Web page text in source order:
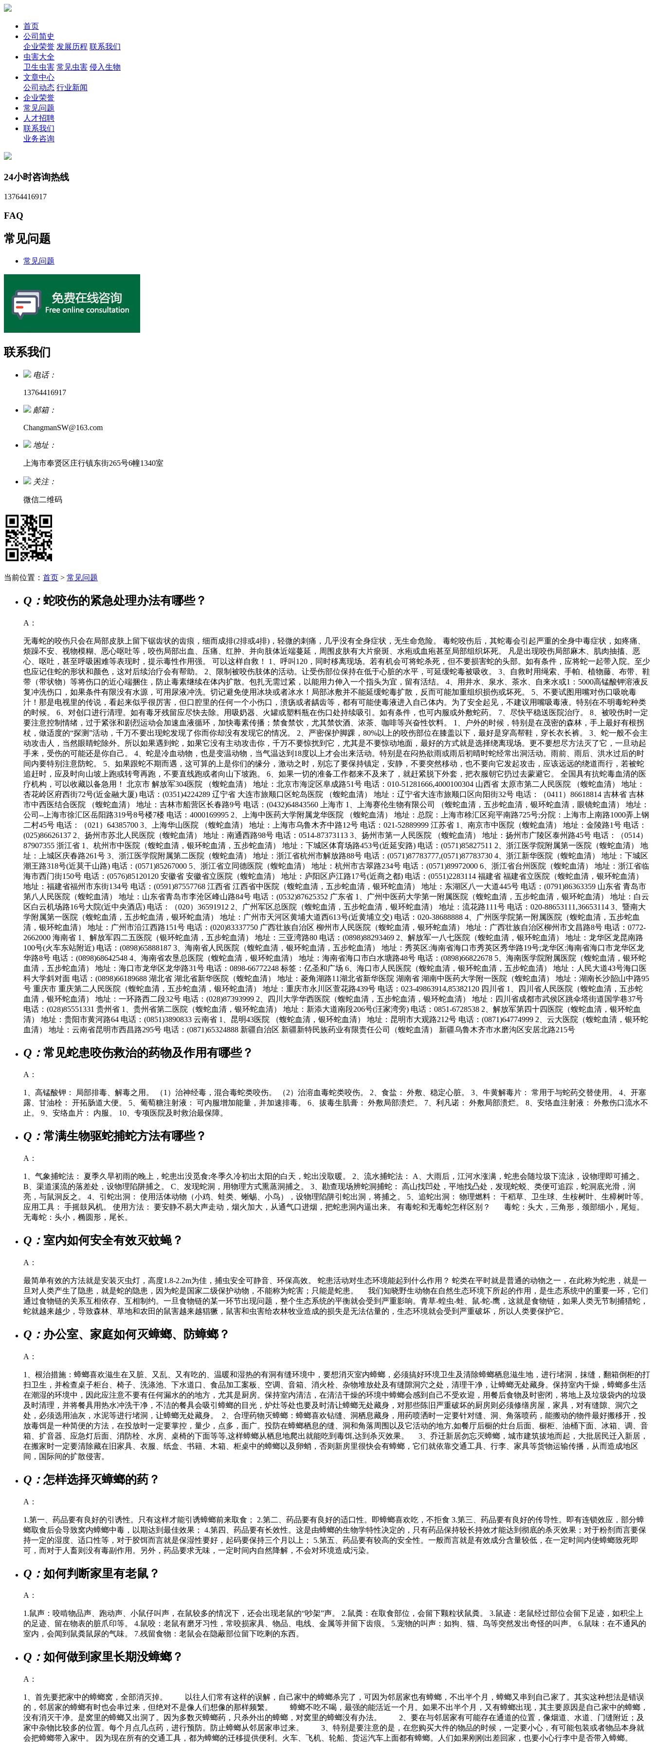
首页
公司简史
企业荣誉 发展历程 联系我们
虫害大全
卫生虫害 常见虫害 侵入生物
文章中心
公司动态 行业新闻
企业荣誉
常见问题
人才招聘
联系我们
业务咨询
24小时咨询热线
13764416917
FAQ
常见问题
常见问题
联系我们
电话：
13764416917
邮箱：
ChangmanSW@163.com
地址：
上海市奉贤区庄行镇东街265号6幢1340室
关注：
微信二维码
当前位置： 首页 > 常见问题
Q： 蛇咬伤的紧急处理办法有哪些？
A：
无毒蛇的咬伤只会在局部皮肤上留下锯齿状的齿痕，细而成排(2排或4排)，轻微的刺痛，几乎没有全身症状，无生命危险。 毒蛇咬伤后，其蛇毒会引起严重的全身中毒症状，如疼痛、
烦躁不安、视物模糊、恶心呕吐等，咬伤局部出血、压痛、红肿、并向肢体近端蔓延，周围皮肤有大片瘀斑、水疱或血疱甚至局部组织坏死。 凡是出现咬伤局部麻木、肌肉抽搐、恶
心、呕吐，甚至呼吸困难等表现时，提示毒性作用强。 可以这样自救！ 1、呼叫120，同时移离现场。若有机会可将蛇杀死，但不要损害蛇的头部。如有条件，应将蛇一起带入院。至少
也应记住蛇的形状和颜色，这对后续治疗会有帮助。 2、限制被咬伤肢体的活动。让受伤部位保持在低于心脏的水平，可延缓蛇毒被吸收。 3、自救时用绳索、手帕、植物藤、布带、鞋
带（带状物）等将伤口的近心端捆住，防止毒素继续在体内扩散。包扎无需过紧，以能用力伸入一个指头为宜，留有活结。 4、用井水、泉水、茶水、自来水或1：5000高锰酸钾溶液反
复冲洗伤口，如果条件有限没有水源，可用尿液冲洗。切记避免使用冰块或者冰水！局部冰敷并不能延缓蛇毒扩散，反而可能加重组织损伤或坏死。 5、不要试图用嘴对伤口吸吮毒
汁！那是电视里的传说，看起来似乎很厉害，但口腔里的任何一个小伤口，溃疡或者龋齿等，都有可能使毒液进入自己体内。为了安全起见，不建议用嘴吸毒液。特别在不明毒蛇种类
的时候。 6、对创口进行清理。如有毒牙残留应尽快去除。用吸奶器、火罐或塑料瓶在伤口处持续吸引。如有条件，也可内服或外敷蛇药。 7、尽快平稳送医院治疗。 8、被咬伤时一定
要注意控制情绪，过于紧张和剧烈运动会加速血液循环，加快毒素传播；禁食禁饮，尤其禁饮酒、浓茶、咖啡等兴奋性饮料。 1、户外的时候，特别是在茂密的森林，手上最好有根拐
杖，做适度的“探测”活动，千万不要出现蛇发现了你而你却没有发现它的情况。 2、严密保护脚踝，80%以上的咬伤部位在膝盖以下，最好是穿高帮鞋，穿长衣长裤。 3、蛇一般不会主
动攻击人，当然眼睛蛇除外。所以如果遇到蛇，如果它没有主动攻击你，千万不要惊扰到它，尤其是不要惊动地面，最好的方式就是选择绕离现场。更不要想尽方法灭了它，一旦动起
手来，受伤的可能还是你自己。 4、蛇是冷血动物，也是变温动物，当气温达到18度以上才会出来活动。特别是在闷热欲雨或雨后初晴时蛇经常出洞活动。雨前、雨后、洪水过后的时
间内要特别注意防蛇。 5、如果跟蛇不期而遇，这可算的上是你们的缘分，激动之时，别忘了要保持镇定，安静，不要突然移动，也不要向它发起攻击，应该远远的绕道而行，若被蛇
追赶时，应及时向山坡上跑或转弯再跑，不要直线跑或者向山下坡跑。 6、如果一切的准备工作都来不及来了，就赶紧脱下外套，把衣服朝它扔过去蒙避它。 全国具有抗蛇毒血清的医
疗机构，可以收藏以备急用！ 北京市 解放军304医院 （蝮蛇血清） 地址：北京市海淀区阜成路51号 电话：010-51281666,4000100304 山西省 太原市第二人民医院 （蝮蛇血清） 地址：
杏花岭区府西街72号(近金融大厦) 电话：(0351)4224289 辽宁省 大连市旅顺口区蛇岛医院 （蝮蛇血清） 地址：辽宁省大连市旅顺口区向阳街32号 电话：（0411）86618814 吉林省 吉林
市中西医结合医院 （蝮蛇血清） 地址：吉林市船营区长春路9号 电话：(0432)64843560 上海市 1、上海赛伦生物有限公司 （蝮蛇血清，五步蛇血清，银环蛇血清，眼镜蛇血清） 地址：
公司--上海市徐汇区岳阳路319号8号楼7楼 电话：4000169995 2、上海中医药大学附属龙华医院 （蝮蛇血清） 地址：总院：上海市稌汇区宛平南路725号;分院：上海市上南路1000弄上钢
二村45号 电话：（021）64385700 3、上海华山医院 （蝮蛇血清） 地址：上海市乌鲁木齐中路12号 电话：021-52889999 江苏省 1、南京市中医院（蝮蛇血清） 地址：金陵路1号 电话：
(025)86626137 2、扬州市苏北人民医院（蝮蛇血清） 地址：南通西路98号 电话：0514-87373113 3、扬州市第一人民医院 （蝮蛇血清） 地址：扬州市广陵区泰州路45号 电话：（0514）
87907355 浙江省 1、杭州市中医院（蝮蛇血清，银环蛇血清，五步蛇血清） 地址：下城区体育场路453号(近延安路) 电话：(0571)85827511 2、浙江医学院附属第一医院（蝮蛇血清） 地
址：上城区庆春路261号 3、浙江医学院附属第二医院（蝮蛇血清） 地址：浙江省杭州市解放路88号 电话：(0571)87783777,(0571)87783730 4、浙江新华医院（蝮蛇血清） 地址：下城区
潮王路318号(近莫干山路) 电话：(0571)85267000 5、浙江省立同德医院（蝮蛇血清） 地址：杭州市古翠路234号 电话：(0571)89972000 6、浙江省台州医院（蝮蛇血清） 地址：浙江省临
海市西门街150号 电话：(0576)85120120 安徽省 安徽省立医院（蝮蛇血清） 地址：庐阳区庐江路17号(近商之都) 电话：(0551)2283114 福建省 福建省立医院（蝮蛇血清，银环蛇血清）
地址：福建省福州市东街134号 电话：(0591)87557768 江西省 江西省中医院（蝮蛇血清，五步蛇血清，银环蛇血清） 地址：东湖区八一大道445号 电话：(0791)86363359 山东省 青岛市
第八人民医院（蝮蛇血清） 地址：山东省青岛市李沧区峰山路84号 电话：(0532)87625352 广东省 1、广州中医药大学第一附属医院（蝮蛇血清，五步蛇血清，银环蛇血清） 地址：白云
区白云机场路16号大院(近中央酒店) 电话：（020）36591912 2、广州军区总医院（蝮蛇血清，五步蛇血清，银环蛇血清） 地址：流花路111号 电话：020-88653111,36653114 3、暨南大
学附属第一医院（蝮蛇血清，五步蛇血清，银环蛇血清） 地址：广州市天河区黄埔大道西613号(近黄埔立交) 电话：020-38688888 4、广州医学院第一附属医院（蝮蛇血清，五步蛇血
清，银环蛇血清） 地址：广州市沿江西路151号 电话：(020)83337750 广西壮族自治区 柳州市人民医院（蝮蛇血清，银环蛇血清） 地址：广西壮族自治区柳州市文昌路8号 电话：0772-
2662000 海南省 1、解放军四二五医院（银环蛇血清，五步蛇血清） 地址：三亚湾路80 电话：(0898)88293469 2、解放军一八七医院（蝮蛇血清，银环蛇血清） 地址：龙华区龙昆南路
100号(火车东站附近) 电话：(0898)65888187 3、海南省人民医院（蝮蛇血清，银环蛇血清，五步蛇血清） 地址：秀英区:海南省海口市秀英区秀华路19号;龙华区:海南省海口市龙华区龙
华路8号 电话：(0898)68642548 4、海南省农垦总医院（蝮蛇血清，银环蛇血清） 地址：海南省海口市白水塘路48号 电话：(0898)66822678 5、海南医学院附属医院（蝮蛇血清，银环蛇
血清，五步蛇血清） 地址：海口市龙华区龙华路31号 电话：0898-66772248 标签：亿圣和广场 6、海口市人民医院（蝮蛇血清，银环蛇血清，五步蛇血清） 地址：人民大道43号海口医
科大学斜对面 电话：(0898)66189688 湖北省 湖北省新华医院（蝮蛇血清） 地址：菱角湖路11湖北省新华医院 湖南省 湖南中医药大学附一医院（蝮蛇血清） 地址：湖南长沙韶山中路95
号 重庆市 重庆第二人民医院（蝮蛇血清，五步蛇血清，银环蛇血清） 地址：重庆市永川区萱花路439号 电话：023-49863914,85382120 四川省 1、四川省人民医院（蝮蛇血清，五步蛇
血清，银环蛇血清） 地址：一环路西二段32号 电话：(028)87393999 2、四川大学华西医院（蝮蛇血清，五步蛇血清，银环蛇血清） 地址：四川省成都市武侯区跳伞塔街道国学巷37号
电话：(028)85551331 贵州省 1、贵州省第二医院（蝮蛇血清，银环蛇血清） 地址：新添大道南段206号(汪家湾旁) 电话：0851-6728538 2、解放军第四十四医院（蝮蛇血清，银环蛇血
清） 地址：贵阳市黄河路64 电话：(0851)3890833 云南省 1、昆明43医院 （蝮蛇血清，银环蛇血清） 地址：昆明市大观路212号 电话：(0871)64774999 2、云大医院（蝮蛇血清，银环蛇
血清） 地址：云南省昆明市西昌路295号 电话：(0871)65324888 新疆自治区 新疆新特民族药业有限责任公司（蝮蛇血清） 新疆乌鲁木齐市水磨沟区安居北路215号
Q： 常见蛇患咬伤救治的药物及作用有哪些？
A：
1、高锰酸钾： 局部排毒、解毒之用。 （1）治神经毒，混合毒蛇类咬伤。 （2）治溶血毒蛇类咬伤。 2、食盐： 外敷、稳定心脏。 3、牛黄解毒片： 常用于与蛇药交替使用。 4、开塞
露、甘油栓： 开拓肠道大便。 5、葡萄糖注射液： 可内服增加能量，并加速排毒。 6、拔毒生肌膏： 外敷局部溃烂。 7、利凡诺： 外敷局部溃烂。 8、安络血注射液： 外敷伤口流水不
止。 9、安络血片： 内服。 10、专项医院及时救治最保障。
Q： 常满生物驱蛇捕蛇方法有哪些？
A：
1、气象捕蛇法： 夏季久旱初雨的晚上，蛇患出没觅食;冬季久冷初出太阳的白天，蛇出没取暖。 2、流水捕蛇法： A、大雨后，江河水涨满，蛇患会随垃圾下流泳，设物理即可捕之。
B、渠道溪流的落差处，设物理陷阱捕之。 C、发现蛇洞，用物理方式熏蒸洞捕之。 3、勘查现场辨蛇洞捕蛇： 高山找凹处，平地找凸处，发现蛇蜕、类便可追踪，蛇洞底光滑，润
亮，与鼠洞反之。 4、引蛇出洞： 使用活体动物（小鸡、蛙类、蜥蜴、小鸟），设物理陷阱引蛇出洞，将捕之。 5、追蛇出洞： 物理燃料： 干稻草、卫生球、生桉树叶、生樟树叶等。
应用工具： 手摇鼓风机。 使用方法： 要安静不易大声走动，烟火加大，从通气口进烟，把蛇患洞内逼出来。 有毒蛇和无毒蛇怎样区别？ 毒蛇：头大，三角形，颈部细小，尾短。
无毒蛇：头小，椭圆形，尾长。
Q： 室内如何安全有效灭蚊蝇？
A：
最简单有效的方法就是安装灭虫灯，高度1.8-2.2m为佳，捕虫安全可静音、环保高效。 蛇患活动对生态环境能起到什么作用？ 蛇类在平时就是普通的动物之一，在此称为蛇患，就是一
旦对人类产生了隐患，就是蛇的隐患，因为蛇是国家二级保护动物，不能称为蛇害；只能是蛇患。 我们知晓野生动物在自然生态环境下所起的作用，是生态系统中的重要一环，它们
通过食物链的关系互相依存、互相制约。一旦食物链的某一环节出现问题，整个生态系统的平衡就会受到严重影响。青草-蝗虫-蛙、鼠-蛇-鹰，这就是食物链，如果人类无节制捕猎蛇，
蛇就越来越少，导致森林、草地和农田的鼠害越来越猖獗，鼠害和虫害给农林牧业造成的损失是无法估量的，生态环境就会受到严重破坏，所以人类要保护它。
Q： 办公室、家庭如何灭蟑螂、防蟑螂？
A：
1、根治措施：蟑螂喜欢滋生在又脏、又乱、又有吃的、温暖和湿热的有洞有缝环境中，要想消灭室内蟑螂，必须搞好环境卫生及清除蟑螂栖息滋生地，进行堵洞，抹缝，翻箱倒柜的打
扫卫生，并检查桌子柜台、椅子、洗涤池、下水道口、食品加工案板、空调、音箱、消火栓、杂物堆放处及有缝隙洞穴之处，清理干净，让蟑螂无处藏身。保持室内干燥，蟑螂多生活
在潮湿的环境中，因此应注意不要有任何漏水的的地方，尤其是厨房。保持室内清洁，在清洁干燥的环境中蟑螂会感到自己不受欢迎，用餐后食物及时密闭，将地上及垃圾袋内的垃圾
及时清理，并将餐具用热水冲洗干净，不洁的餐具会吸引蟑螂的目光，炉灶等处也要及时清让蟑螂无处藏身，对那些陈旧严重破坏的厨房则必须修缮房屋，家具，对有缝隙、洞穴之
处，必须选用油灰，水泥等进行堵洞，让蟑螂无处藏身。 2、合理药物灭蟑螂：蟑螂喜欢钻缝、洞栖息藏身，用药喷洒时一定要针对缝、洞、角落喷药，能搬动的物件最好搬移开，投
放毒饵是一种简便的方法，在投放时一定要掌控，量少，点多，面广。投防在蟑螂栖息的缝、洞和角落周围以及它活动的地方,如餐厅后橱的灶台后面、橱柜、油桶下面、冰箱、调、音
箱、扩音器、应急灯后面、消防栓、水房、桌椅的下面等等,这样蟑螂从栖息地爬出就能吃到毒饵,达到杀灭效果。 3、乔迁新居勿忘灭蟑螂，城市建筑拔地而起，大批居民迁入新居，
在搬家时一定要清除藏在旧家具、衣服、纸盒、书籍、木箱、柜桌中的蟑螂以及卵蛸，否则新房里很快会有蟑螂，它们就依靠交通工具、行李、家具等货物运输传播，从而造成地区
间，国际间的扩散侵害。
Q： 怎样选择灭蟑螂的药？
A：
1.第一、药品要有良好的引诱性。只有这样才能引诱蟑螂前来取食； 2.第二、药品要有良好的适口性。即蟑螂喜欢吃，不拒食 3.第三、药品要有良好的传导性。即有连锁效应，部分蟑
螂取食后会导致窝内蟑螂中毒，以期达到最佳效果； 4.第四、药品要有长效性。这是由蟑螂的生物学特性决定的，只有药品保持较长持效才能达到彻底的杀灭效果；对于粉剂而言要保
持一定的湿度、适口性等，对于胶饵而言就是保湿性要好，起码要保持三个月以上； 5.第五、药品要有较高的安全性。一般而言就是有效成分含量较低，在一定时间内使蟑螂致死即
可，而对于人畜则没有毒副作用。另外，药品要求无味，一定时间内自然降解，不会对环境造成污染。
Q： 如何判断家里有老鼠？
A：
1.鼠声：咬啃物品声、跑动声、小鼠仔叫声，在鼠较多的情况下，还会出现老鼠的“吵架”声。 2.鼠粪：在取食部位，会留下颗粒状鼠粪。 3.鼠迹：老鼠经过部位会留下足迹，如积尘上
的足迹、留在物表的脏爪印等。 4.鼠咬：老鼠有磨牙习性，常咬损家具、物品、电线、金属等并留下齿痕。 5.宠物的叫声：如狗、猫、鸟等突然发出奇怪的叫声。 6.鼠味：在不通风的
室内，会闻到鼠粪鼠尿的气味。 7.残留食物：老鼠会在隐蔽部位留下吃剩的东西。
Q： 如何做到家里长期没蟑螂？
A：
1、首先要把家中的蟑螂窝，全部消灭掉。 以往人们常有这样的误解，自己家中的蟑螂杀完了，可因为邻居家也有蟑螂，不出半个月，蟑螂又串到自己家了。其实这种想法是错误
的，邻居家的蟑螂有时也会串过来，但绝对不是像人们想像的那样频繁。 蟑螂不吃不喝，最强的能活近一个月。如果不出半个月，又有蟑螂出现，其主要原因是自己家中的蟑螂，
没有消灭干净。是窝里的蟑螂又出洞了。因为多数灭蟑螂药，只杀外出的蟑螂，对窝里的蟑螂没有办法。 2、要在与邻居家有可能存在通道的位置，像烟道、水道、门缝附近；及
家中杂物比较多的位置。每个月点几点药，进行预防。防止蟑螂从邻居家串过来。 3、特别是要注意的是，在您购买大件的物品的时候，一定要小心，有可能包装或者物品本身就
会把蟑螂带入家中。 因为现在所有的交通工具，都为蟑螂的迁移提供便利。火车、飞机、轮船、货运汽车上面都有蟑螂。人们如果刚刚出差回家，也要小心行李中是否带入蟑螂。